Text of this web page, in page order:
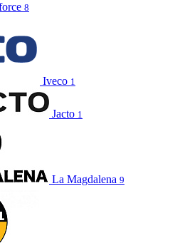
8
Iveco 1
Jacto 1
La Magdalena 9